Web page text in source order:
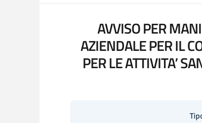
AVVISO PER
AZIENDALE PER IL
PER LE ATTIVITA’